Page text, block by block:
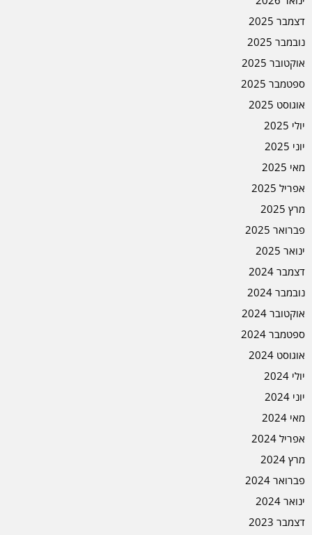
דצמבר 2025
נובמבר 2025
אוקטובר 2025
ספטמבר 2025
אוגוסט 2025
יולי 2025
יוני 2025
מאי 2025
אפריל 2025
מרץ 2025
פברואר 2025
ינואר 2025
דצמבר 2024
נובמבר 2024
אוקטובר 2024
ספטמבר 2024
אוגוסט 2024
יולי 2024
יוני 2024
מאי 2024
אפריל 2024
מרץ 2024
פברואר 2024
ינואר 2024
דצמבר 2023